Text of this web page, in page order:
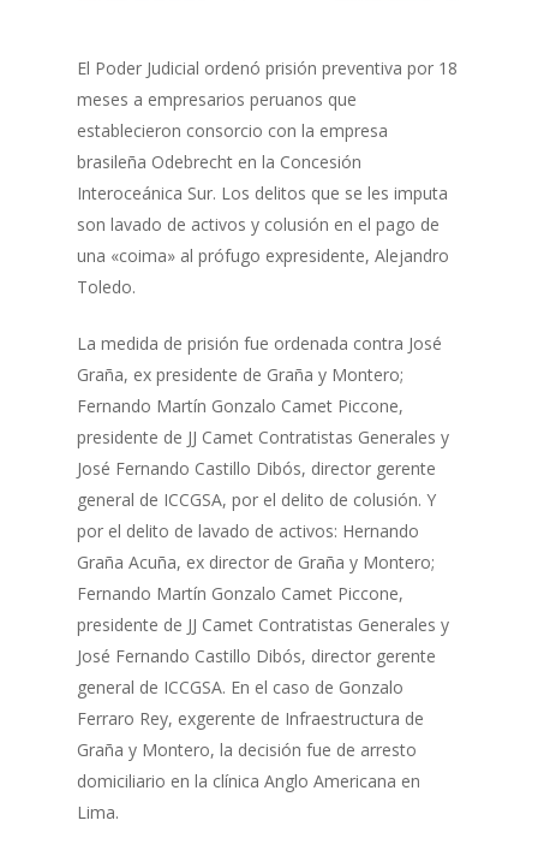
El Poder Judicial ordenó prisión preventiva por 18
meses a empresarios peruanos que
establecieron consorcio con la empresa
brasileña Odebrecht en la Concesión
Interoceánica Sur. Los delitos que se les imputa
son lavado de activos y colusión en el pago de
una «coima» al prófugo expresidente, Alejandro
Toledo.
La medida de prisión fue ordenada contra José
Graña, ex presidente de Graña y Montero;
Fernando Martín Gonzalo Camet Piccone,
presidente de JJ Camet Contratistas Generales y
José Fernando Castillo Dibós, director gerente
general de ICCGSA, por el delito de colusión. Y
por el delito de lavado de activos: Hernando
Graña Acuña, ex director de Graña y Montero;
Fernando Martín Gonzalo Camet Piccone,
presidente de JJ Camet Contratistas Generales y
José Fernando Castillo Dibós, director gerente
general de ICCGSA. En el caso de Gonzalo
Ferraro Rey, exgerente de Infraestructura de
Graña y Montero, la decisión fue de arresto
domiciliario en la clínica Anglo Americana en
Lima.